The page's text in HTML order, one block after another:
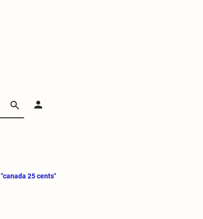
"canada 25 cents"